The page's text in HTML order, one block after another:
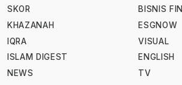
SKOR
KHAZANAH
IQRA
ISLAM DIGEST
NEWS
BISNIS
ESGNOW
VISUAL
ENGLISH
TV